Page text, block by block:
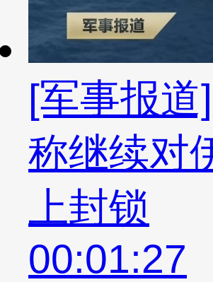
[军事报道
称继续对
上封锁
00:01:27